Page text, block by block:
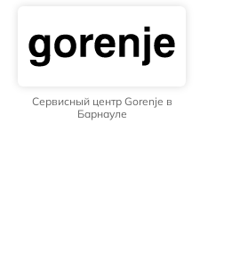
Сервисный центр Gorenje в
Барнауле